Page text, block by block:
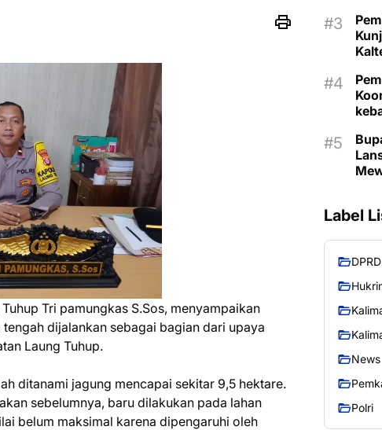
Tri pamungkas S.Sos, menyampaikan
dijalankan sebagai bagian dari upaya
Laung Tuhup.
ditanami jagung mencapai sekitar 9,5 hektare.
sebelumnya, baru dilakukan pada lahan
belum maksimal karena dipengaruhi oleh
Label
DPRD
Raya
News
raya
Polri